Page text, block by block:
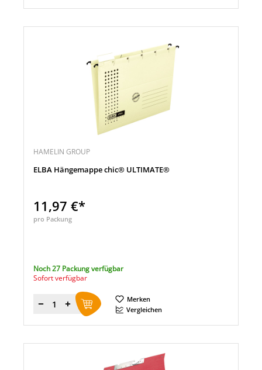
HAMELIN GROUP
ELBA Hängemappe chic® ULTIMATE®
11,97 €*
pro Packung
Noch 27 Packung verfügbar
Sofort verfügbar
Menge
Merken
Vergleichen